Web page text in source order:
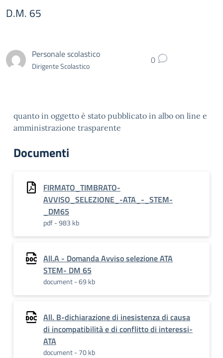
D.M. 65
Personale scolastico
Dirigente Scolastico 0
quanto in oggetto è stato pubblicato in albo on line e
amministrazione trasparente
Documenti
FIRMATO_TIMBRATO-
AVVISO_SELEZIONE_-ATA_-_STEM-
_DM65
pdf - 983 kb
All.A - Domanda Avviso selezione ATA
STEM- DM 65
document - 69 kb
All. B-dichiarazione di inesistenza di causa
di incompatibilità e di conflitto di interessi-
ATA
document - 70 kb